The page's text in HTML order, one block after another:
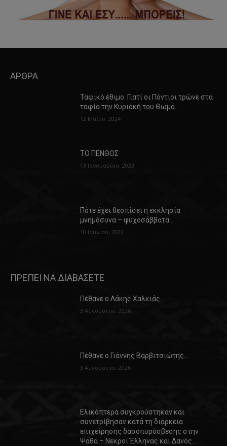
ΑΡΘΡΑ
Ταφικό έθιμο: Γιατί οι Πόντιοι τρώνε στα
ταφία την Κυριακή του Θωμά…
12 Μαΐου, 2024
ΤΟ ΠΕΝΘΟΣ
13 Ιανουαρίου, 2023
Πότε έχει θεσπίσει η εκκλησία
μνημόσυνα – ψυχοσάββατα…
10 Ιουνίου, 2022
ΠΡΕΠΕΙ ΝΑ ΔΙΑΒΑΣΕΤΕ
Πέθανε ο Λάκης Χαλκιάς…
3 Αυγούστου, 2026
Πέθανε ο Γιάννης Βαρβιτσιώτης…
3 Αυγούστου, 2026
Ελικόπτερα συγκρούστηκαν και
συνετρίβησαν κατά τη διάρκεια
επιχείρησης δασοπυρόσβεσης στην
Ψάθα – Νεκροί Έλληνας και Δανός…